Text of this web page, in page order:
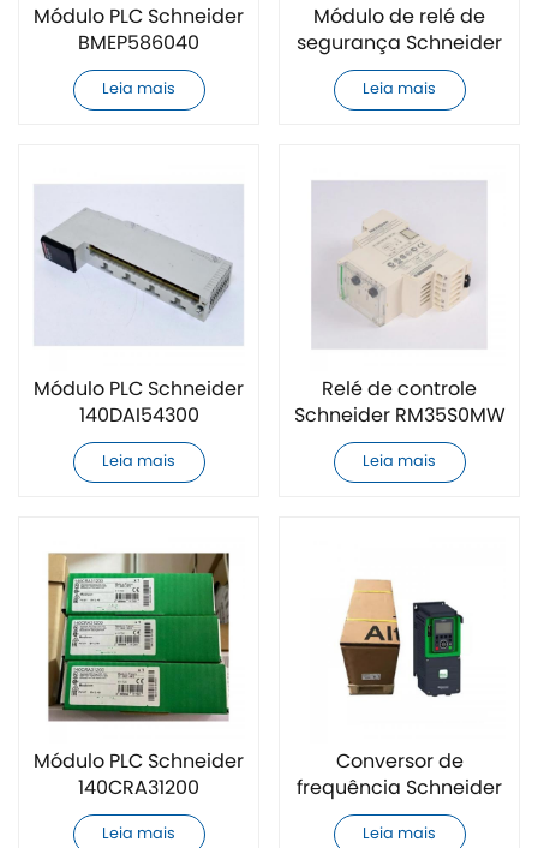
Módulo PLC Schneider
BMEP586040
totalmente novo
Leia mais
Módulo de relé de
segurança Schneider
XPSUS12AP totalmente
novo
Leia mais
Módulo PLC Schneider
140DAI54300
totalmente novo
Leia mais
Relé de controle
Schneider RM35S0MW
novo
Leia mais
Módulo PLC Schneider
140CRA31200
totalmente novo
Leia mais
Conversor de
frequência Schneider
ATV930D37N4 novo
Leia mais